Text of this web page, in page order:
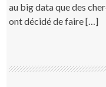
au big data que des
ont décidé de faire […]